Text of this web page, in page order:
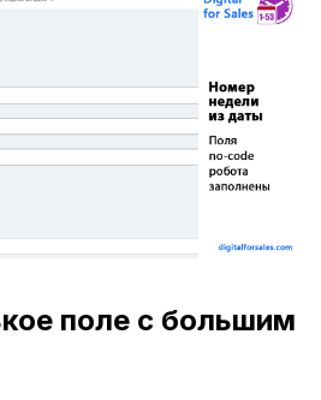
поле с большим